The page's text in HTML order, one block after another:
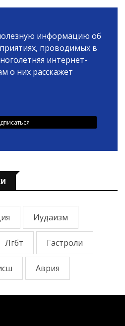
информацию об
проводимых в
интернет-
о них расскажет
Иудаизм
Лгбт Гастроли
Аврия